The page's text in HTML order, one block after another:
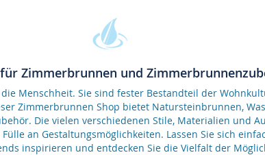
Zimmerbrunnen und
Menschheit. Sie sind fester Bestandteil der
Zimmerbrunnen Shop bietet Natursteinbrunnen,
Die vielen verschiedenen Stile, Materialien und
an Gestaltungsmöglichkeiten. Lassen Sie sich
inspirieren und entdecken Sie die Vielfalt der